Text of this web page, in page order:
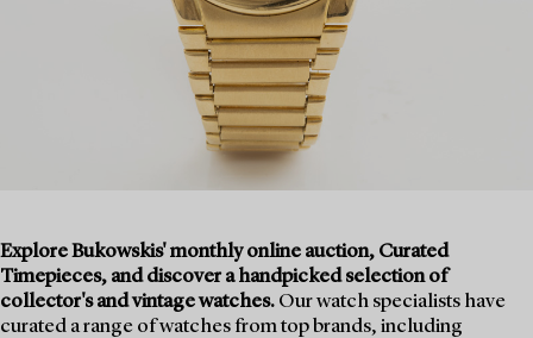
Explore Bukowskis' monthly online auction, Curated
Timepieces, and discover a handpicked selection of
collector's and vintage watches. Our watch specialists have
curated a range of watches from top brands, including